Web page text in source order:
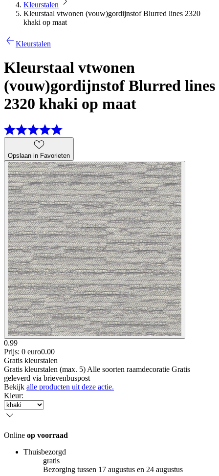
Kleurstalen
Kleurstaal vtwonen (vouw)gordijnstof Blurred lines 2320
khaki op maat
Kleurstalen
Kleurstaal vtwonen
(vouw)gordijnstof Blurred lines
2320 khaki op maat
Opslaan in Favorieten
0.99
Prijs: 0 euro0.00
Gratis kleurstalen
Gratis kleurstalen (max. 5) Alle soorten raamdecoratie Gratis
geleverd via brievenbuspost
Bekijk alle producten uit deze actie.
Kleur:
Online op voorraad
Thuisbezorgd
gratis
Bezorging tussen 17 augustus en 24 augustus